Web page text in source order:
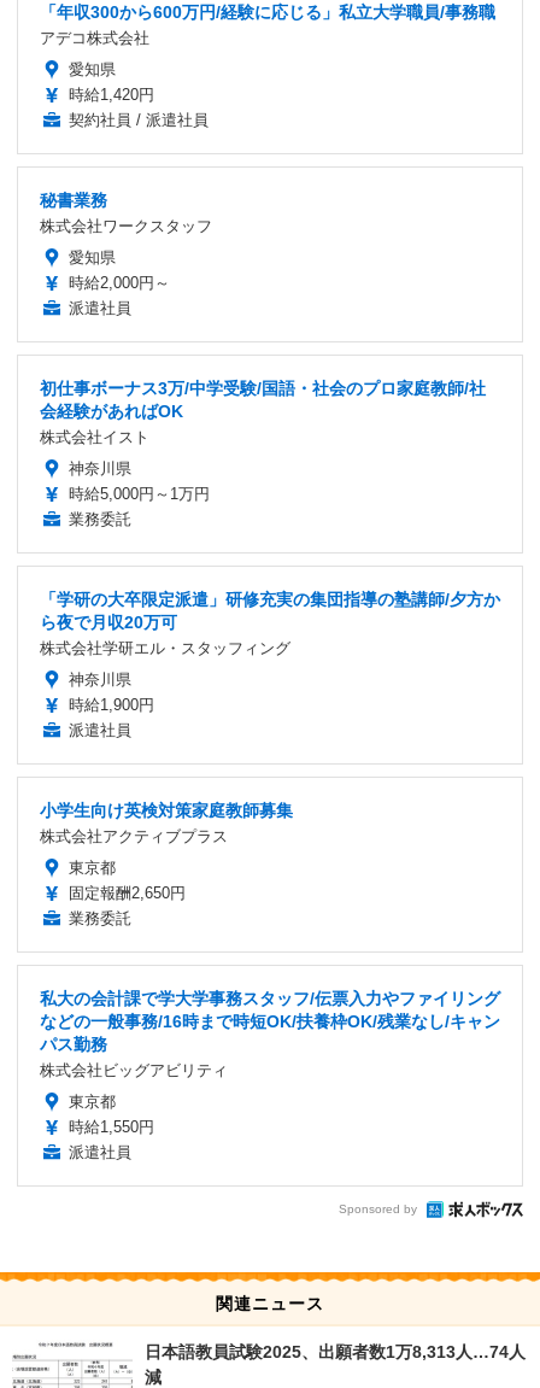
「年収300から600万円/経験に応じる」私立大学職員/事務職
アデコ株式会社
愛知県
時給1,420円
契約社員 / 派遣社員
秘書業務
株式会社ワークスタッフ
愛知県
時給2,000円～
派遣社員
初仕事ボーナス3万/中学受験/国語・社会のプロ家庭教師/社
会経験があればOK
株式会社イスト
神奈川県
時給5,000円～1万円
業務委託
「学研の大卒限定派遣」研修充実の集団指導の塾講師/夕方か
ら夜で月収20万可
株式会社学研エル・スタッフィング
神奈川県
時給1,900円
派遣社員
小学生向け英検対策家庭教師募集
株式会社アクティブプラス
東京都
固定報酬2,650円
業務委託
私大の会計課で学大学事務スタッフ/伝票入力やファイリング
などの一般事務/16時まで時短OK/扶養枠OK/残業なし/キャン
パス勤務
株式会社ビッグアビリティ
東京都
時給1,550円
派遣社員
Sponsored by
関連ニュース
日本語教員試験2025、出願者数1万8,313人…74人
減